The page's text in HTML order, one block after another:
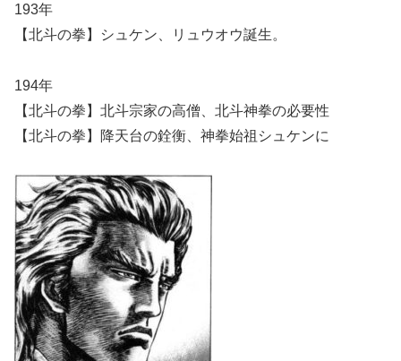
193年
【北斗の拳】シュケン、リュウオウ誕生。
194年
【北斗の拳】北斗宗家の高僧、北斗神拳の必要性
【北斗の拳】降天台の銓衡、神拳始祖シュケンに